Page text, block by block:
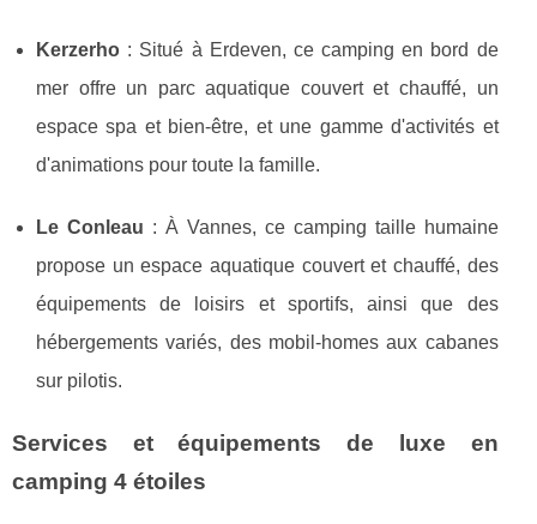
Kerzerho : Situé à Erdeven, ce camping en bord de
mer offre un parc aquatique couvert et chauffé, un
espace spa et bien-être, et une gamme d'activités et
d'animations pour toute la famille.
Le Conleau : À Vannes, ce camping taille humaine
propose un espace aquatique couvert et chauffé, des
équipements de loisirs et sportifs, ainsi que des
hébergements variés, des mobil-homes aux cabanes
sur pilotis.
Services et équipements de luxe en
camping 4 étoiles